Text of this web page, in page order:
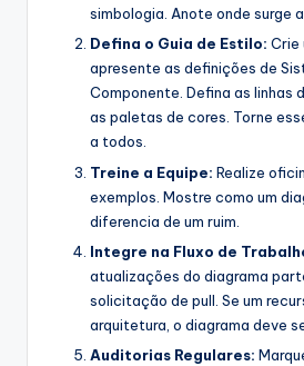
simbologia. Anote onde surge
Defina o Guia de Estilo: Crie
apresente as definições de
Componente. Defina as linhas
as paletas de cores. Torne
a todos.
Treine a Equipe: Realize
exemplos. Mostre como um
diferencia de um ruim.
Integre na Fluxo de
atualizações do diagrama
solicitação de pull. Se um
arquitetura, o diagrama deve
Auditorias Regulares: